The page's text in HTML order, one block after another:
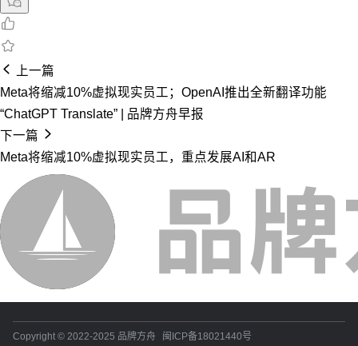
上一篇
Meta将缩减10%虚拟现实员工；OpenAI推出全新翻译功能
“ChatGPT Translate” | 品牌方舟早报
下一篇
Meta将缩减10%虚拟现实员工，重点发展AI和AR
Copyright © 2022-2025 品牌方舟 闽ICP备18021440号